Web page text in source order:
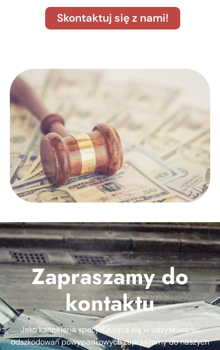
Skontaktuj się z nami!
Zapraszamy do
kontaktu
Jako kancelaria specjalizująca się w odzyskiwaniu
odszkodowań powypadkowych zapraszamy do naszych